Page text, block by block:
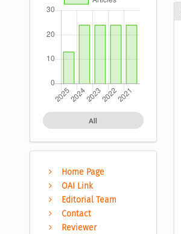
All
Home Page
OAI Link
Editorial Team
Contact
Reviewer